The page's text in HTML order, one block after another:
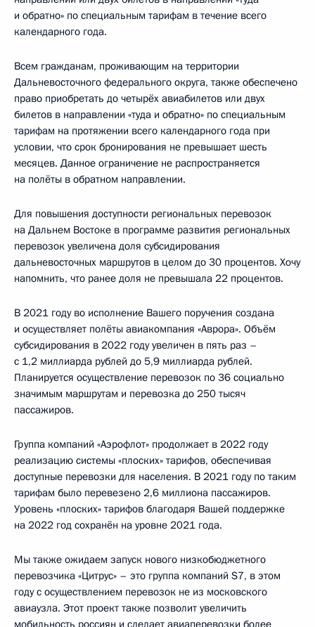
и обратно» по специальным тарифам в течение всего
календарного года.
Всем гражданам, проживающим на территории
Дальневосточного федерального округа, также обеспечено
право приобретать до четырёх авиабилетов или двух
билетов в направлении «туда и обратно» по специальным
тарифам на протяжении всего календарного года при
условии, что срок бронирования не превышает шесть
месяцев. Данное ограничение не распространяется
на полёты в обратном направлении.
Для повышения доступности региональных перевозок
на Дальнем Востоке в программе развития региональных
перевозок увеличена доля субсидирования
дальневосточных маршрутов в целом до 30 процентов. Хочу
напомнить, что ранее доля не превышала 22 процентов.
В 2021 году во исполнение Вашего поручения создана
и осуществляет полёты авиакомпания «Аврора». Объём
субсидирования в 2022 году увеличен в пять раз –
с 1,2 миллиарда рублей до 5,9 миллиарда рублей.
Планируется осуществление перевозок по 36 социально
значимым маршрутам и перевозка до 250 тысяч
пассажиров.
Группа компаний «Аэрофлот» продолжает в 2022 году
реализацию системы «плоских» тарифов, обеспечивая
доступные перевозки для населения. В 2021 году по таким
тарифам было перевезено 2,6 миллиона пассажиров.
Уровень «плоских» тарифов благодаря Вашей поддержке
на 2022 год сохранён на уровне 2021 года.
Мы также ожидаем запуск нового низкобюджетного
перевозчика «Цитрус» – это группа компаний S7, в этом
году с осуществлением перевозок не из московского
авиаузла. Этот проект также позволит увеличить
мобильность россиян и сделает авиаперевозки более